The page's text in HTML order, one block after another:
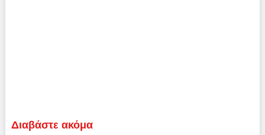
Διαβάστε ακόμα